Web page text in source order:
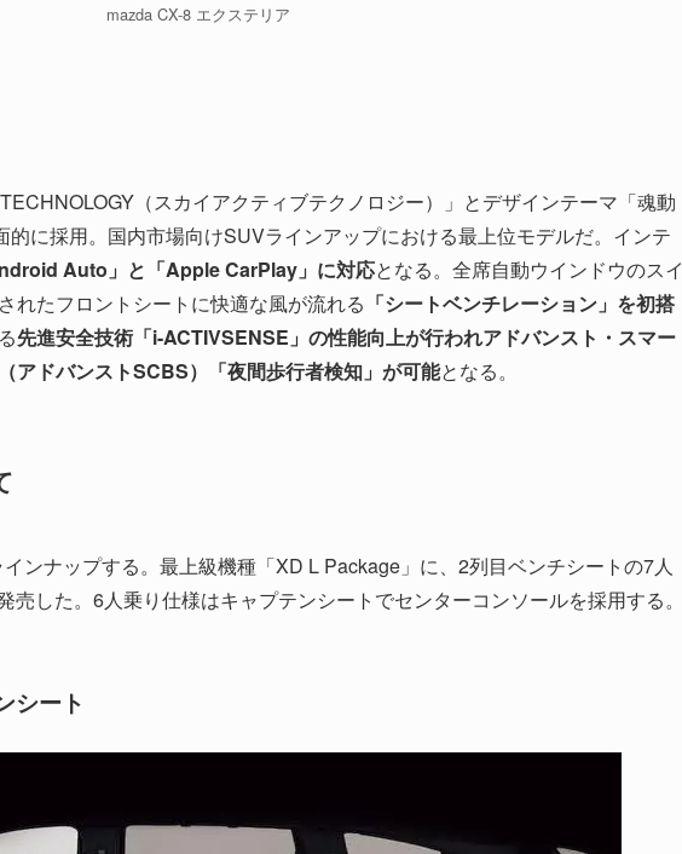
mazda CX-8 エクステリア
（スカイアクティブテクノロジー）」とデザインテーマ「魂動
的に採用。国内市場向けSUVラインアップにおける最上位モデルだ。インテ
Auto」と「Apple CarPlay」に対応となる。全席自動ウインドウのスイ
れたフロントシートに快適な風が流れる 「シートベンチレーション」を初搭
先進安全技術「i-ACTIVSENSE」の性能向上が行われアドバンスト・スマー
アドバンストSCBS）「夜間歩行者検知」が可能となる。
ンナップする。最上級機種「XD L Package」に、2列目ベンチシートの7人
した。6人乗り仕様はキャプテンシートでセンターコンソールを採用する。
シート